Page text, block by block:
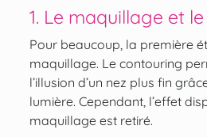
1. Le maquillage et
Pour beaucoup, la première
maquillage. Le contouring
l’illusion d’un nez plus fin
lumière. Cependant, l’effet
maquillage est retiré.